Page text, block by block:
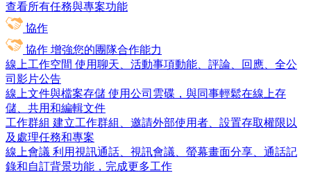
查看所有任務與專案功能
協作
協作 增強您的團隊合作能力
線上工作空間 使用聊天、活動事項動能、評論、回應、全公
司影片公告
線上文件與檔案存儲 使用公司雲碟，與同事輕鬆在線上存
儲、共用和編輯文件
工作群組 建立工作群組、邀請外部使用者、設置存取權限以
及處理任務和專案
線上會議 利用視訊通話、視訊會議、螢幕畫面分享、通話記
錄和自訂背景功能，完成更多工作